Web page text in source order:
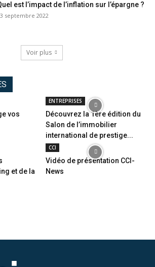
est l’impact de l’inflation sur l’épargne ?
septembre 2022
Voir plus
vos
ENTREPRISES
Découvrez la 1ère édition du
Salon de l’immobilier
international de prestige...
et de la
CCI
Vidéo de présentation CCI-
News